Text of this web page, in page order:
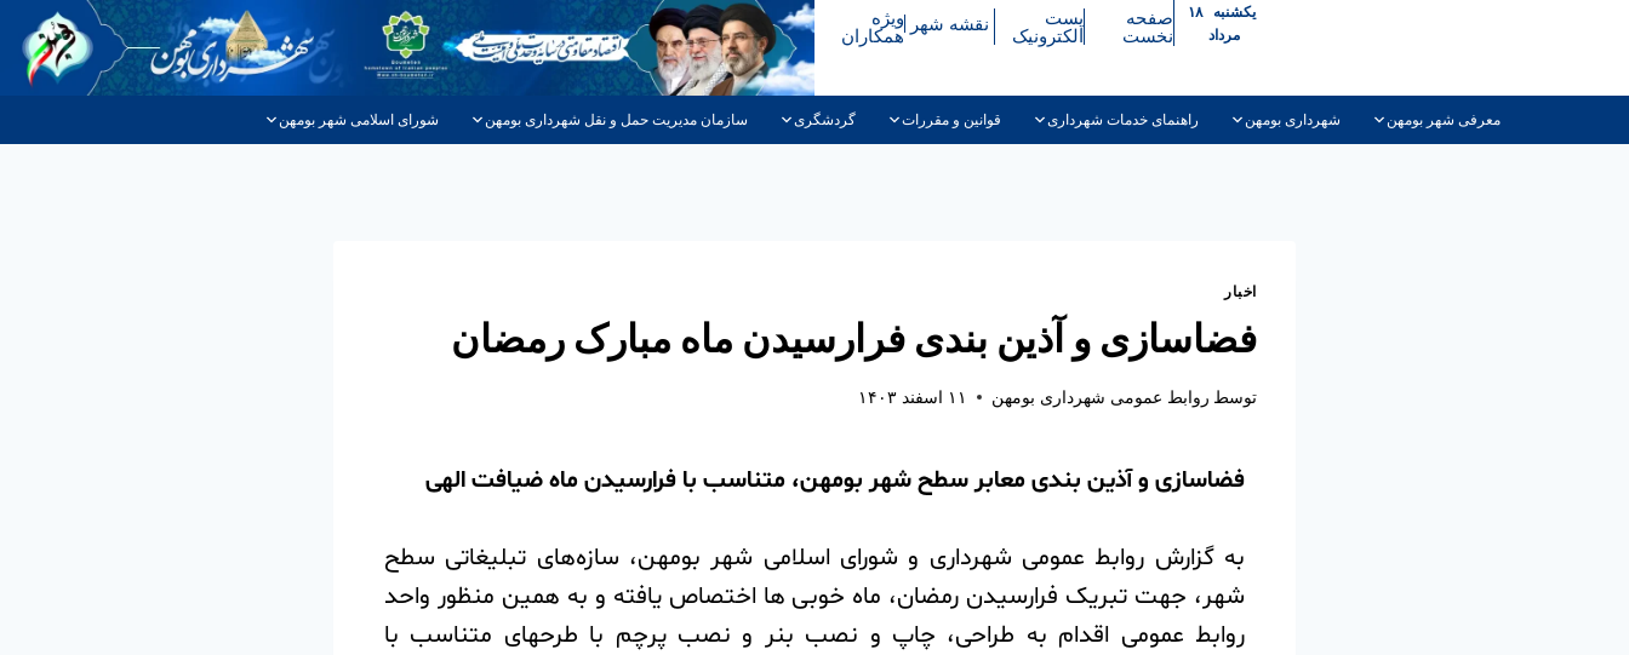
مرداد
صفحه
نخست
پست
الکترونیک
نقشه شهر ویژه
همکاران
معرفی شهر بومهن شهرداری بومهن راهنمای خدمات شهرداری قوانین و مقررات گردشگری سازمان مدیریت حمل و نقل شهرداری بومهن شورای اسلامی شهر بومهن
اخبار
فضاسازی و آذین بندی فرارسیدن ماه مبارک رمضان
توسط روابط عمومی شهرداری بومهن ۱۱ اسفند ۱۴۰۳
فضاسازی و آذین بندی معابر سطح شهر بومهن، متناسب با فرارسیدن ماه ضیافت الهی
به گزارش روابط عمومی شهرداری و شورای اسلامی شهر بومهن، سازه‌های تبلیغاتی سطح
شهر، جهت تبریک فرارسیدن رمضان، ماه خوبی ها اختصاص یافته و به همین منظور واحد
روابط عمومی اقدام به طراحی، چاپ و نصب بنر و نصب پرچم با طرحهای متناسب با